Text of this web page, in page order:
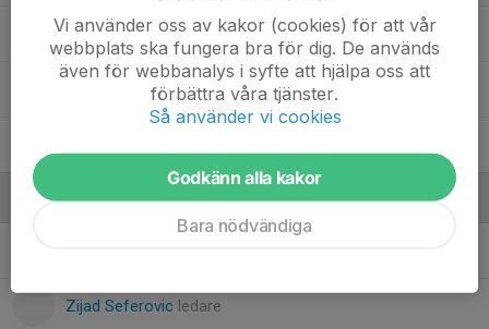
Noah Engvall
Rayan Husseins
Ledare
Zijad Seferovic ledare
Vi använder oss av kakor (cookies) för att vår
webbplats ska fungera bra för dig. De används
även för webbanalys i syfte att hjälpa oss att
förbättra våra tjänster.
Så använder vi cookies
Godkänn alla kakor
Bara nödvändiga